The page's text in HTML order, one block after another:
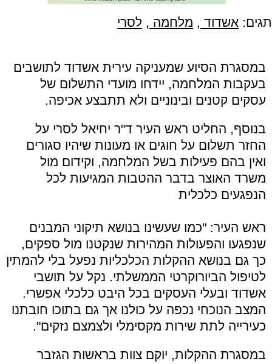
תגים: אשדוד , מלחמה , לסרי
במסגרת הסיוע שמעניקה עירית אשדוד לתושבים
בעקבות המלחמה, יידחו מועדי התשלום של
עסקים קטנים ובינוניים ולא תתבצע אכיפה.
בנוסף, החליט ראש העיר ד"ר יחיאל לסרי על
החזר תשלום על חוגים או מעונות שיהיו סגורים
ואין בהם פעילות בשל המלחמה, וקידום מול
משרד האוצר בדבר ההטבות המגיעות לכל
הנפגעים כלכלית
ראש העיר: "כמו שעשינו בנושא תיקוני המבנים
שנפגעו והפעולות המהירות שנקטנו מול ספקים,
כך גם בנושא ההקלות הכלכליות נפעל בלי להמתין
לטיפול הביורוקרטי הממשלתי. נקל על תושבי
אשדוד ובעלי העסקים בכל היבט כלכלי אפשרי.
המצב הנוכחי נכפה על כולנו אך גם בתוכו חובתנו
כעירייה לתת שירות מקסימלי ולצמצם נזקים".
במסגרת ההקלות, יוקם צוות בראשות הגזבר